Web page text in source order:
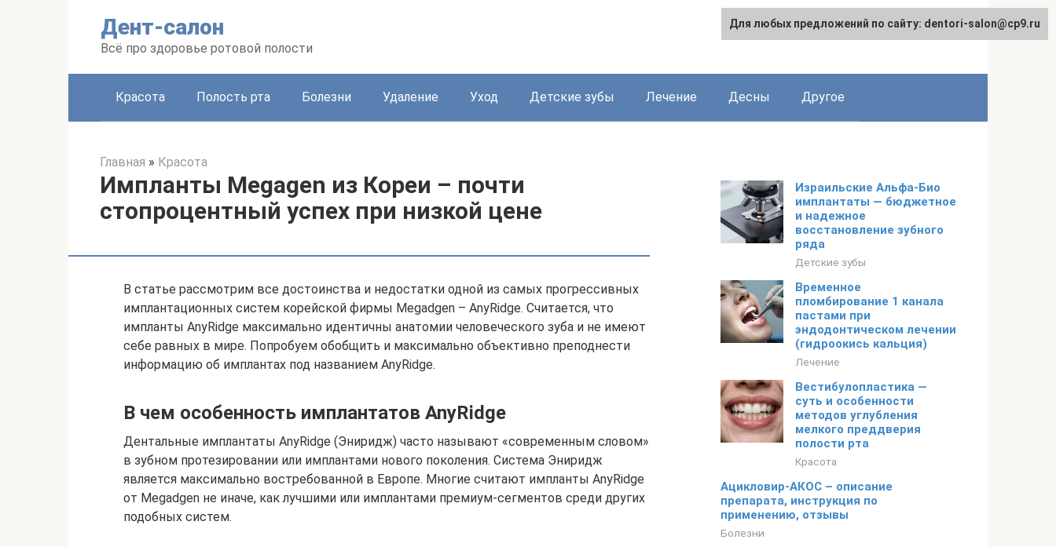
Дент-салон
Всё про здоровье ротовой полости
Красота Полость рта Болезни Удаление Уход Детские зубы Лечение Десны Другое
Главная » Красота
Импланты Megagen из Кореи – почти
стопроцентный успех при низкой цене
В статье рассмотрим все достоинства и недостатки одной из самых прогрессивных
имплантационных систем корейской фирмы Megadgen – AnyRidge. Считается, что
импланты AnyRidge максимально идентичны анатомии человеческого зуба и не имеют
себе равных в мире. Попробуем обобщить и максимально объективно преподнести
информацию об имплантах под названием AnyRidge.
В чем особенность имплантатов AnyRidge
Дентальные имплантаты AnyRidge (Эниридж) часто называют «современным словом»
в зубном протезировании или имплантами нового поколения. Система Эниридж
является максимально востребованной в Европе. Многие считают импланты AnyRidge
от Megadgen не иначе, как лучшими или имплантами премиум-сегментов среди других
подобных систем.
Израильские Альфа-Био
имплантаты — бюджетное
и надежное
восстановление зубного
ряда
Детские зубы
Временное
пломбирование 1 канала
пастами при
эндодонтическом лечении
(гидроокись кальция)
Лечение
Вестибулопластика —
суть и особенности
методов углубления
мелкого преддверия
полости рта
Красота
Ацикловир-АКОС – описание
препарата, инструкция по
применению, отзывы
Болезни
Для любых предложений по сайту: dentori-salon@cp9.ru